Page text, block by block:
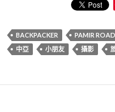
BACKPACKER PAMIR ROAD
中亞
小朋友 攝影